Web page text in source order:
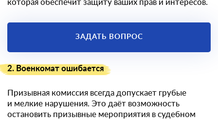
которая обеспечит защиту ваших прав и интересов.
ЗАДАТЬ ВОПРОС
2. Военкомат ошибается
Призывная комиссия всегда допускает грубые
и мелкие нарушения. Это даёт возможность
остановить призывные мероприятия в судебном